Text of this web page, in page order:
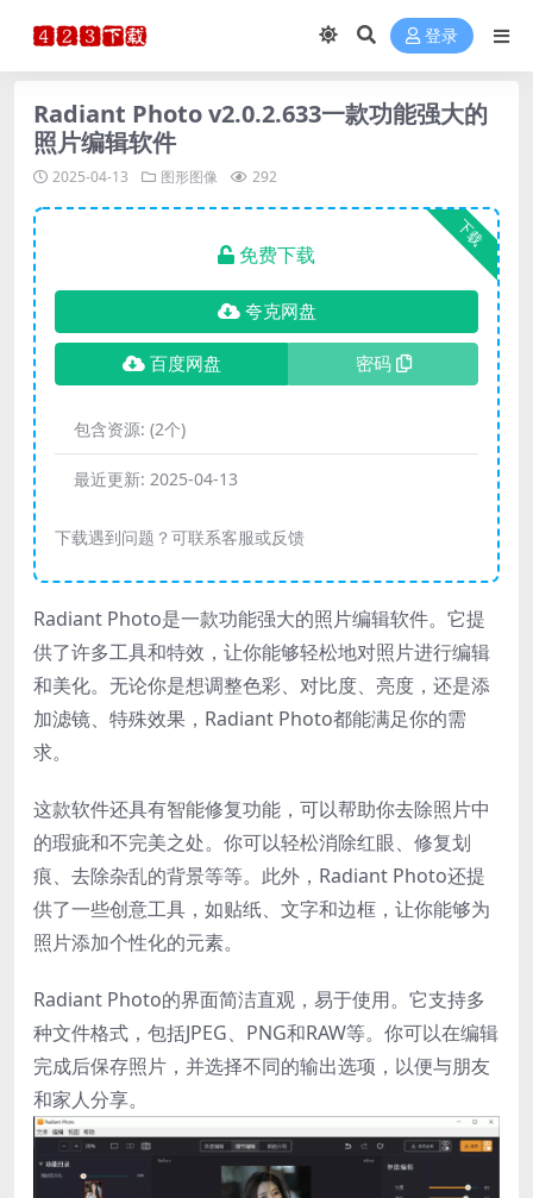
登录
Radiant Photo v2.0.2.633一款功能强大的
照片编辑软件
2025-04-13 图形图像 292
下载
免费下载
夸克网盘
百度网盘 密码
包含资源: (2个)
最近更新: 2025-04-13
下载遇到问题？可联系客服或反馈
Radiant Photo是一款功能强大的照片编辑软件。它提
供了许多工具和特效，让你能够轻松地对照片进行编辑
和美化。无论你是想调整色彩、对比度、亮度，还是添
加滤镜、特殊效果，Radiant Photo都能满足你的需
求。
这款软件还具有智能修复功能，可以帮助你去除照片中
的瑕疵和不完美之处。你可以轻松消除红眼、修复划
痕、去除杂乱的背景等等。此外，Radiant Photo还提
供了一些创意工具，如贴纸、文字和边框，让你能够为
照片添加个性化的元素。
Radiant Photo的界面简洁直观，易于使用。它支持多
种文件格式，包括JPEG、PNG和RAW等。你可以在编辑
完成后保存照片，并选择不同的输出选项，以便与朋友
和家人分享。